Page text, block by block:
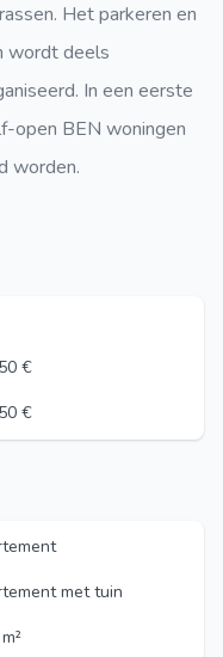
Het parkeren en
wordt deels
In een eerste
open BEN woningen
worden.
€
€
met tuin